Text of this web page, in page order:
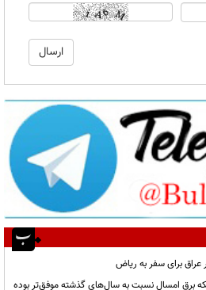
برای سفر به ریاض
برق امسال نسبت به سال‌های گذشته موفق‌تر بوده